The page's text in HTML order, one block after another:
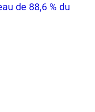
de 88,6 % du